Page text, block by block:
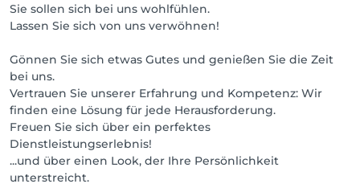
Sie sollen sich bei uns wohlfühlen.
Lassen Sie sich von uns verwöhnen!
Gönnen Sie sich etwas Gutes und genießen Sie die Zeit
bei uns.
Vertrauen Sie unserer Erfahrung und Kompetenz: Wir
finden eine Lösung für jede Herausforderung.
Freuen Sie sich über ein perfektes
Dienstleistungserlebnis!
...und über einen Look, der Ihre Persönlichkeit
unterstreicht.